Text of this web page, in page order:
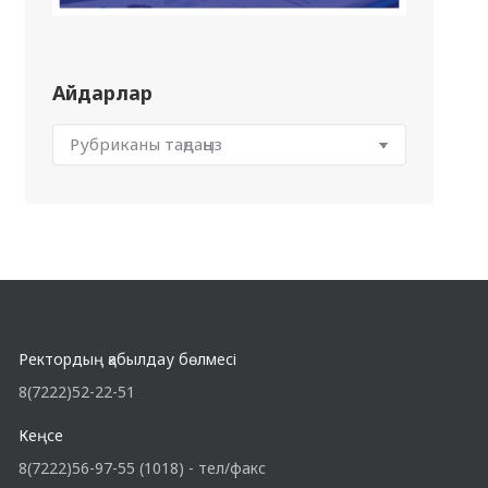
Айдарлар
Ректордың қабылдау бөлмесі
8(7222)52-22-51
Кеңсе
8(7222)56-97-55 (1018) - тел/факс